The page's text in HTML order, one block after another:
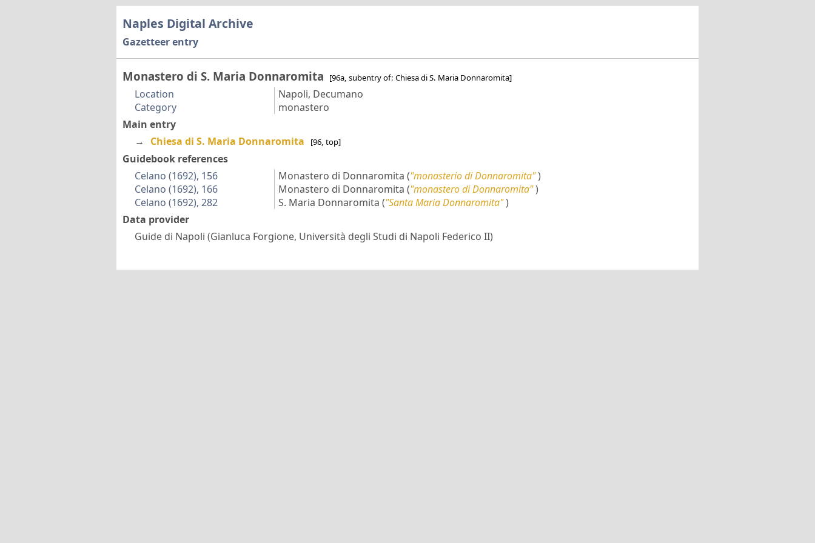
Naples Digital Archive
Gazetteer entry
Monastero di S. Maria Donnaromita [96a, subentry of: Chiesa di S. Maria Donnaromita]
Location
Napoli, Decumano
Category
monastero
Main entry
→
Chiesa di S. Maria Donnaromita [96, top]
Guidebook references
Celano (1692), 156
Monastero di Donnaromita ("monasterio di Donnaromita")
Celano (1692), 166
Monastero di Donnaromita ("monastero di Donnaromita")
Celano (1692), 282
S. Maria Donnaromita ("Santa Maria Donnaromita")
Data provider
Guide di Napoli (Gianluca Forgione, Università degli Studi di Napoli Federico II)